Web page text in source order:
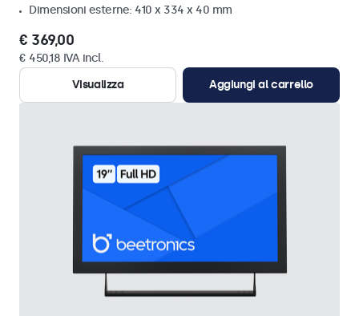
Dimensioni esterne: 410 x 334 x 40 mm
€ 369,00
€ 450,18 IVA incl.
Visualizza
Aggiungi al carrello